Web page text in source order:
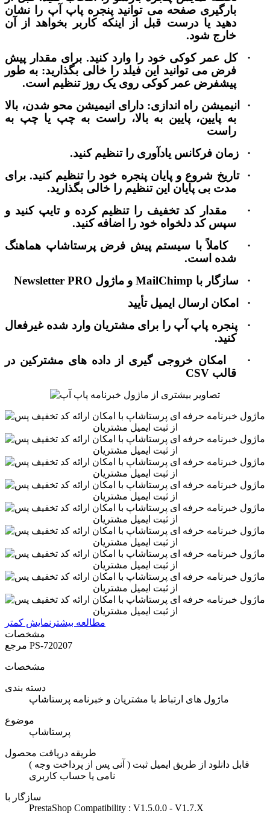
بارگیری صفحه می توانید پنجره پاپ آپ را نشان
دهید یا درست قبل از اینکه کاربر بخواهد از آن
خارج شود.
·
کل عمر کوکی خود را وارد کنید. برای مقدار پیش
فرض می توانید این فیلد را خالی بگذارید: به طور
پیشفرض عمر کوکی روی یک روز تنظیم است.
·
انیمیشن راه اندازی: دارای انیمیشن محو شدن، بالا
به پایین، پایین به بالا، راست به چپ یا چپ به
راست
·
زمان فرکانس یادآوری را تنظیم کنید.
·
تاریخ شروع و پایان پنجره خود را تنظیم کنید. برای
مدت بی پایان این تنظیم را خالی بگذارید.
·
مقدار کد تخفیف را تنظیم کرده و تایپ کنید و
سپس کد دلخواه خود را اضافه کنید.
·
کاملاً با سیستم پیش فرض پرستاشاپ هماهنگ
شده است.
·
سازگار با MailChimp و ماژول Newsletter PRO
·
امکان ارسال ایمیل تأیید
·
پنجره پاپ آپ را برای مشتریان وارد شده غیرفعال
کنید.
·
امکان خروجی گیری از داده های مشترکین در
قالب CSV
مطالعه بیشتر نمایش کمتر
مشخصات
PS-720207
مشخصات
دسته بندی
ماژول های ارتباط با مشتریان و خبرنامه پرستاشاپ
موضوع
پرستاشاپ
طریقه دریافت محصول
( آنی پس از پرداخت وجه ) قابل دانلود از طریق ایمیل ثبت
نامی یا حساب کاربری
سازگار با
PrestaShop Compatibility : V1.5.0.0 - V1.7.X